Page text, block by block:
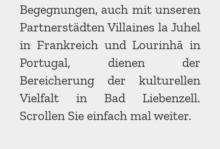
Begegnungen, auch mit unseren
Partnerstädten Villaines la Juhel
in Frankreich und Lourinhā in
Portugal, dienen der
Bereicherung der kulturellen
Vielfalt in Bad Liebenzell.
Scrollen Sie einfach mal weiter.